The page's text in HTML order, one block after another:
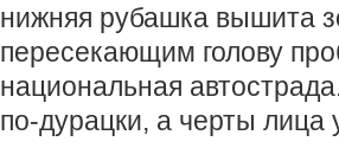
нижняя рубашка вышита
пересекающим голову
национальная
по-дурацки, а черты